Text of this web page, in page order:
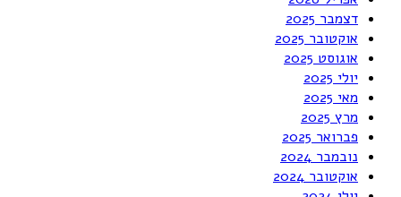
דצמבר 2025
אוקטובר 2025
אוגוסט 2025
יולי 2025
מאי 2025
מרץ 2025
פברואר 2025
נובמבר 2024
אוקטובר 2024